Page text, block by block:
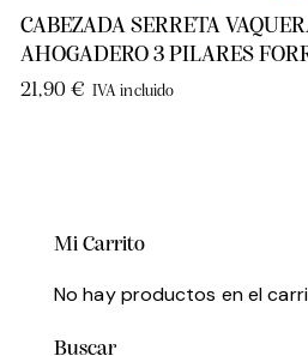
CABEZADA SERRETA
AHOGADERO 3 PILARES
21,90 € IVA incluido
Mi Carrito
No hay productos en el
Buscar